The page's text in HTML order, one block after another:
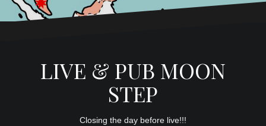
LIVE & PUB MOON
STEP
Closing the day before live!!!